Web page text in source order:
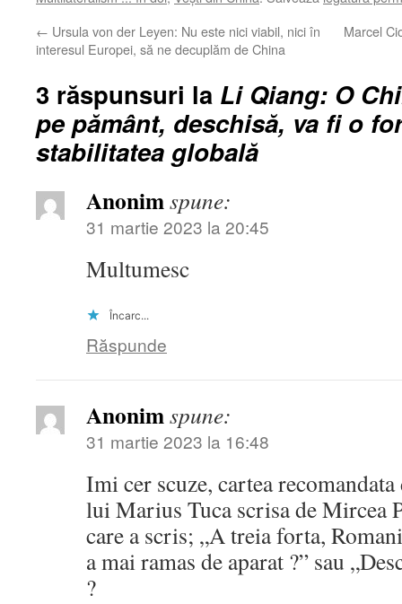
← Ursula von der Leyen: Nu este nici viabil, nici în
interesul Europei, să ne decuplăm de China
Marcel
3 răspunsuri la Li Qiang: O
pe pământ, deschisă, va fi o
stabilitatea globală
Anonimspune:
31 martie 2023 la 20:45
Multumesc
Încarc...
Răspunde
Anonimspune:
31 martie 2023 la 16:48
Imi cer scuze, cartea
lui Marius Tuca scrisa de Mircea
care a scris; „A treia forta,
a mai ramas de aparat ?” sau
?